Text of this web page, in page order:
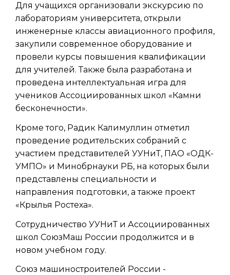
Для учащихся организовали экскурсию по
лабораториям университета, открыли
инженерные классы авиационного профиля,
закупили современное оборудование и
провели курсы повышения квалификации
для учителей. Также была разработана и
проведена интеллектуальная игра для
учеников Ассоциированных школ «Камни
бесконечности».
Кроме того, Радик Калимуллин отметил
проведение родительских собраний с
участием представителей УУНиТ, ПАО «ОДК-
УМПО» и Минобрнауки РБ, на которых были
представлены специальности и
направления подготовки, а также проект
«Крылья Ростеха».
Сотрудничество УУНиТ и Ассоциированных
школ СоюзМаш России продолжится и в
новом учебном году.
Союз машиностроителей России -